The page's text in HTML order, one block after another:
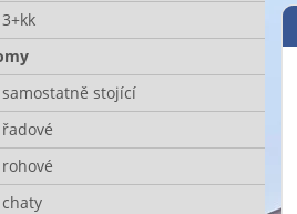
3+kk
samostatně stojící
řadové
rohové
chaty